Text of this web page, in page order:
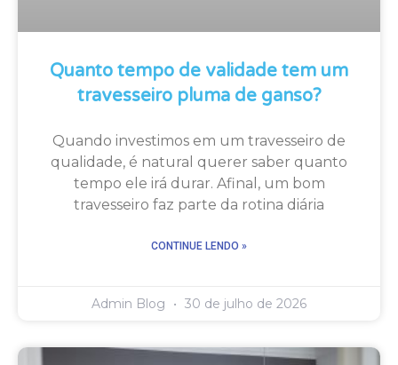
Quanto tempo de validade tem um
travesseiro pluma de ganso?
Quando investimos em um travesseiro de
qualidade, é natural querer saber quanto
tempo ele irá durar. Afinal, um bom
travesseiro faz parte da rotina diária
CONTINUE LENDO »
Admin Blog 30 de julho de 2026